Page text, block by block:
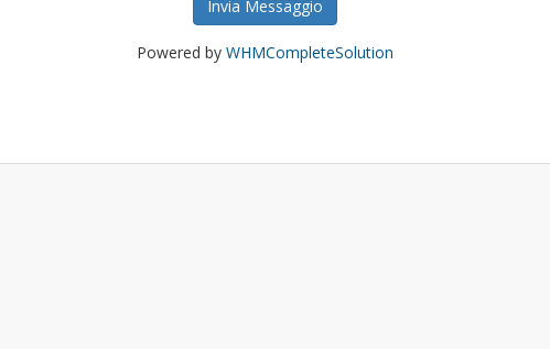
Invia Messaggio
Powered by WHMCompleteSolution